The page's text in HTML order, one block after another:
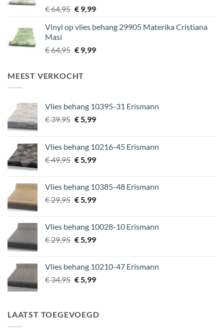
€64,95 Oorspronkelijke
was:
€9,99Huidige
is:
Vinyl op vlies behang 29905 Materika Cristiana
Masi
€64,95 Oorspronkelijke
€ 64,95.
€9,99Huidige
MEEST VERKOCHT
Vlies behang 10395-31 Erismann
€39,95 Oorspronkelijke
€ 39,95.
€5,99Huidige
€ 5,99.
Vlies behang 10216-45 Erismann
€49,95 Oorspronkelijke
€ 49,95.
€5,99Huidige
€ 5,99.
Vlies behang 10385-48 Erismann
€29,95 Oorspronkelijke
€ 29,95.
€5,99Huidige
€ 5,99.
Vlies behang 10028-10 Erismann
€29,95 Oorspronkelijke
€ 29,95.
€5,99Huidige
€ 5,99.
Vlies behang 10210-47 Erismann
€34,95 Oorspronkelijke
€ 34,95.
€5,99Huidige
€ 5,99.
LAATST TOEGEVOEGD